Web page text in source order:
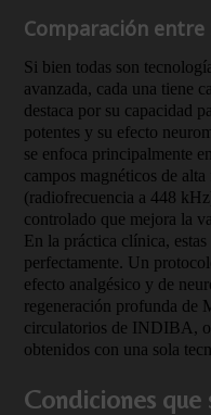
Comparación
Si bien todas son
avanzada, cada una tiene
destaca por su capacidad
potentes y su efecto
se enfoca principalmente
campos magnéticos de
(radiofrecuencia a 448
controlado que mejora la
En la práctica clínica,
perfectamente. Un
efecto analgésico y de
regeneración profunda de
circulatorios de INDIBA,
obtenidos con una sola
Condiciones que